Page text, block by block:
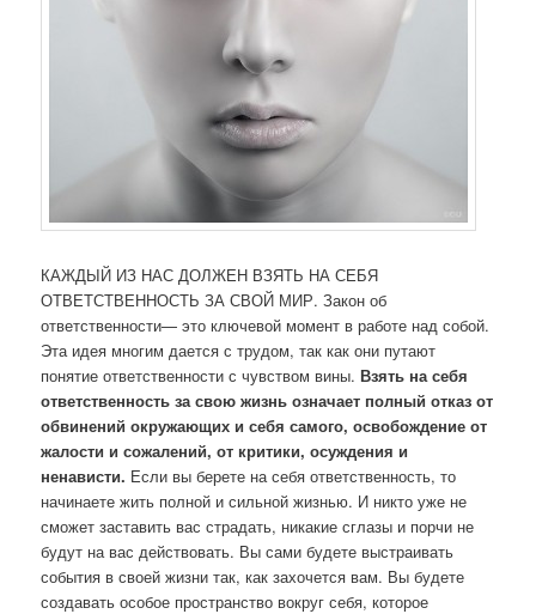
КАЖДЫЙ ИЗ НАС ДОЛЖЕН ВЗЯТЬ НА СЕБЯ
ОТВЕТСТВЕННОСТЬ ЗА СВОЙ МИР. Закон об
ответственности— это ключевой момент в работе над собой.
Эта идея многим дается с трудом, так как они путают
понятие ответственности с чувством вины.Взять на себя
ответственность за свою жизнь означает полный отказ от
обвинений окружающих и себя самого, освобождение от
жалости и сожалений, от критики, осуждения и
ненависти. Если вы берете на себя ответственность, то
начинаете жить полной и сильной жизнью. И никто уже не
сможет заставить вас страдать, никакие сглазы и порчи не
будут на вас действовать. Вы сами будете выстраивать
события в своей жизни так, как захочется вам. Вы будете
создавать особое пространство вокруг себя, которое